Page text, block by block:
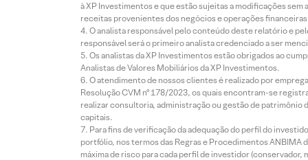
à XP Investimentos e que estão sujeitas a modificações
receitas provenientes dos negócios e operações
O analista responsável pelo conteúdo deste relatório e
responsável será o primeiro analista credenciado a ser
Os analistas da XP Investimentos estão obrigados ao
Analistas de Valores Mobiliários da XP Investimentos.
O atendimento de nossos clientes é realizado por
Resolução CVM nº 178/2023, os quais encontram-se
realizar consultoria, administração ou gestão de patrimônio
capitais.
Para fins de verificação da adequação do perfil do
portfólio, nos termos das Regras e Procedimentos
máxima de risco para cada perfil de investidor